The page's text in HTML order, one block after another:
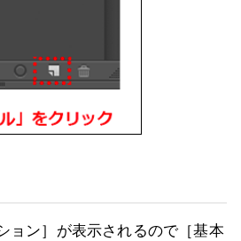
ョン］が表示されるので［基本